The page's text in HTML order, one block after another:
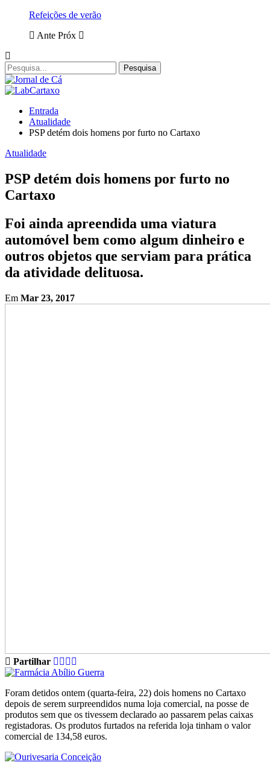
Refeições de verão
Ante Próx
Entrada
Atualidade
PSP detém dois homens por furto no Cartaxo
Atualidade
PSP detém dois homens por furto no
Cartaxo
Foi ainda apreendida uma viatura
automóvel bem como algum dinheiro e
outros objetos que serviam para prática
da atividade delituosa.
Em Mar 23, 2017
Partilhar
Foram detidos ontem (quarta-feira, 22) dois homens no Cartaxo
depois de serem surpreendidos numa loja comercial, na posse de
produtos sem que os tivessem declarado ao passarem pelas caixas
registadoras. Os produtos furtados na referida loja tinham o valor
comercial de 134,58 euros.